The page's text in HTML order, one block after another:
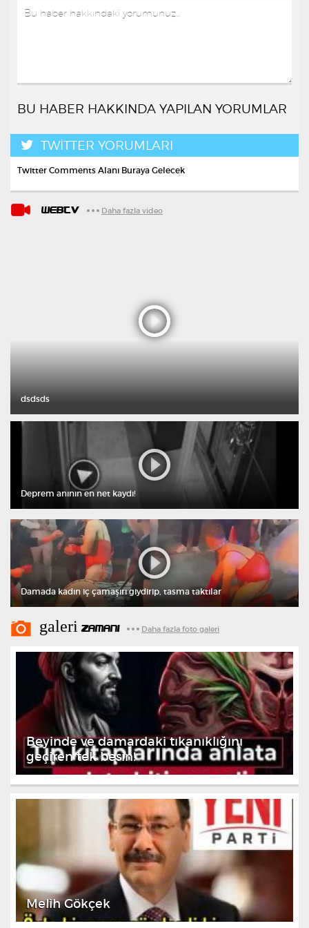
BU HABER HAKKINDA YAPILAN YORUMLAR
TWİTTER YORUMLARI
Twitter Comments Alanı Buraya Gelecek
WEBTV Daha fazla video
dsdsds
Deprem anının en net kaydı!
Damada kadın iç çamaşırı giydirip, tasma taktılar
galeri ZAMANI Daha fazla foto galeri
Beyinde ve damardaki tıkanıklığını
geçiren tek besin!
Melih Gökçek